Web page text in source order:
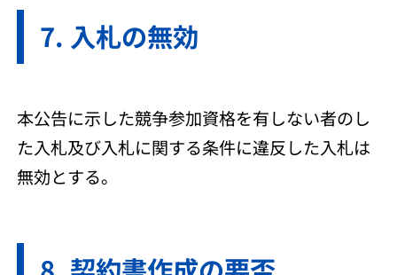
入札の無効
本公告に示した競争参加資格を有しない者のし
た入札及び入札に関する条件に違反した入札は
無効とする。